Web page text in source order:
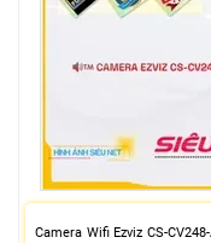
Camera Wifi Ezviz CS-